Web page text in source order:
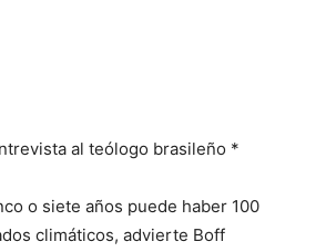
al teólogo brasileño *
o siete años puede haber 100
climáticos, advierte Boff